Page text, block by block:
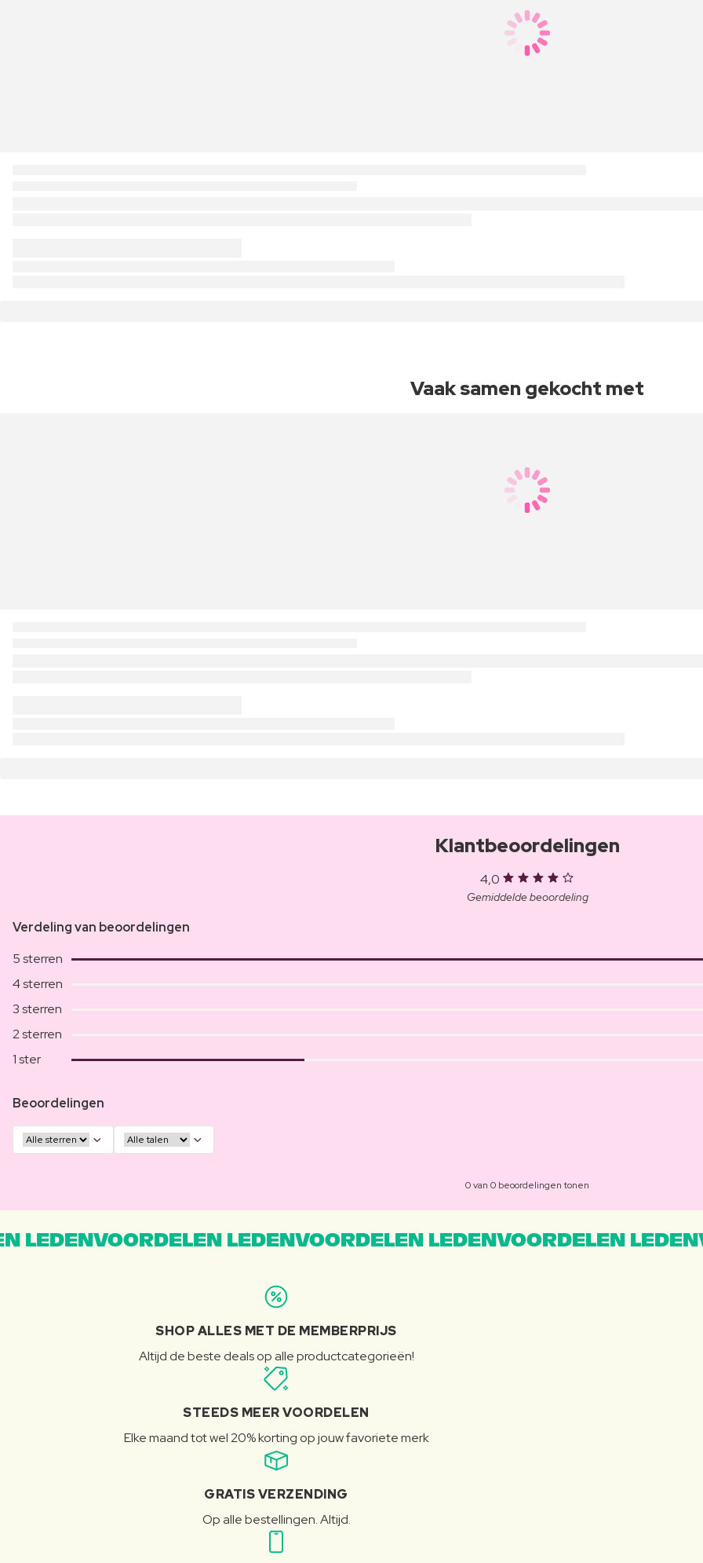
Vaak samen gekocht met
Klantbeoordelingen
4,0
Gemiddelde beoordeling
Verdeling van beoordelingen
5 sterren
4 sterren
3 sterren
2 sterren
1 ster
Beoordelingen
0 van 0 beoordelingen tonen
LEDENVOORDELEN LEDENVOORDELEN LEDENVOORDELEN
SHOP ALLES MET DE MEMBERPRIJS
Altijd de beste deals op alle productcategorieën!
STEEDS MEER VOORDELEN
Elke maand tot wel 20% korting op jouw favoriete merk
GRATIS VERZENDING
Op alle bestellingen. Altijd.